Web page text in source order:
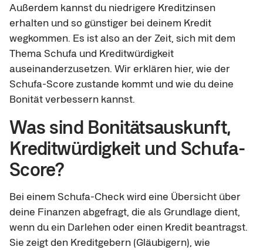
Außerdem kannst du niedrigere Kreditzinsen
erhalten und so günstiger bei deinem Kredit
wegkommen. Es ist also an der Zeit, sich mit dem
Thema Schufa und Kreditwürdigkeit
auseinanderzusetzen. Wir erklären hier, wie der
Schufa-Score zustande kommt und wie du deine
Bonität verbessern kannst.
Was sind Bonitätsauskunft,
Kreditwürdigkeit und Schufa-
Score?
Bei einem Schufa-Check wird eine Übersicht über
deine Finanzen abgefragt, die als Grundlage dient,
wenn du ein Darlehen oder einen Kredit beantragst.
Sie zeigt den Kreditgebern (Gläubigern), wie